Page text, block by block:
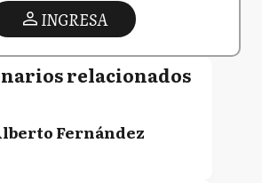
INGRESA
relacionados
Fernández